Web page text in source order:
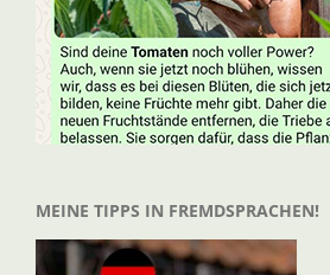
MEINE TIPPS IN FREMDSPRACHEN!